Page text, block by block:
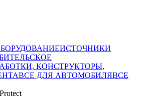
ИСТОЧНИКИ
КОНСТРУКТОРЫ,
ВСЕ ДЛЯ АВТОМОБИЛЯВСЕ